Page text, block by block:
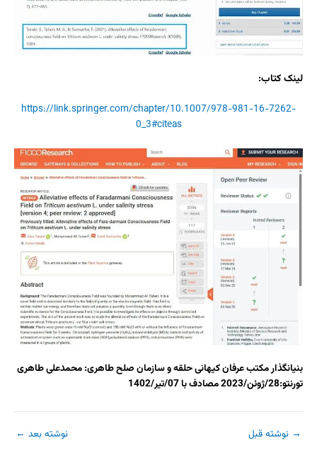
لینک کتاب:
https://link.springer.com/chapter/10.1007/978-981-16-7262-
0_3#citeas
بنیانگذار مکتب عرفان کیهانی حلقه و سازمان صلح طاهری: محمدعلی طاهری
تورنتو:28/ژوئن/2023 مصادف با 07/تیر/1402
→ نوشته قبل نوشته بعد ←